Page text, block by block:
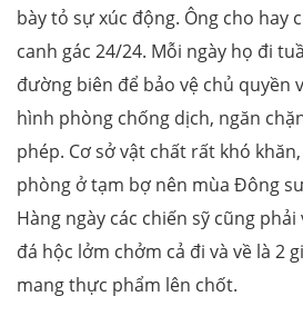
bày tỏ sự xúc động. Ông cho hay
canh gác 24/24. Mỗi ngày họ đi
đường biên để bảo vệ chủ quyền
hình phòng chống dịch, ngăn
phép. Cơ sở vật chất rất khó
phòng ở tạm bợ nên mùa Đông
Hàng ngày các chiến sỹ cũng
đá hộc lởm chởm cả đi và về là 2
mang thực phẩm lên chốt.